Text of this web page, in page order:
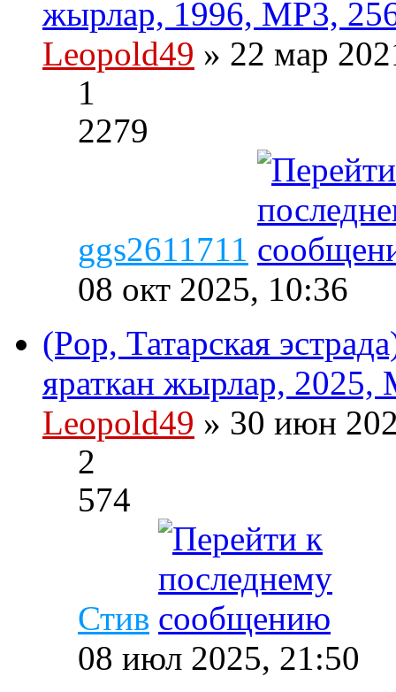
жырлар, 1996, MP3,
Leopold49 » 22 мар
1
2279
ggs2611711
08 окт 2025, 10:36
(Pop, Татарская
яраткан жырлар, 2025,
Leopold49 » 30 июн
2
574
Стив
08 июл 2025, 21:50